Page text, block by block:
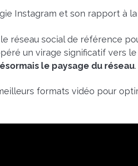
Instagram et son rapport à la
réseau social de référence
un virage significatif vers
le paysage du réseau.
formats vidéo pour